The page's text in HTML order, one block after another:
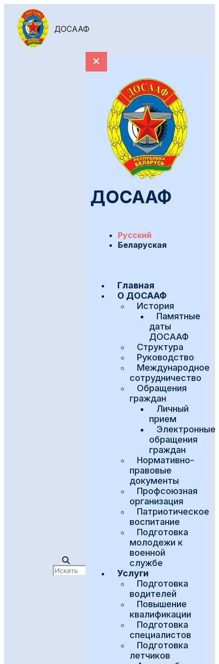
ДОСААФ
ДОСААФ
Русский
Беларуская
Главная
О ДОСААФ
История
Памятные
даты
ДОСААФ
Структура
Руководство
Международное
сотрудничество
Обращения
граждан
Личный
прием
Электронные
обращения
граждан
Нормативно-
правовые
документы
Профсоюзная
организация
Патриотическое
воспитание
Подготовка
молодежи к
военной
службе
Услуги
Подготовка
водителей
Повышение
квалификации
Подготовка
специалистов
Подготовка
летчиков